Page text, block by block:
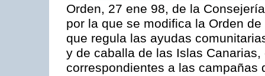
Orden, 27 ene 98, de la
por la que se modifica la Orden
que regula las ayudas
y de caballa de las Islas
correspondientes a las campañas